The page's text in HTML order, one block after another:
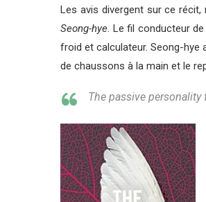
Les avis divergent sur ce récit,
Seong-hye. Le fil conducteur
froid et calculateur. Seong-hye
de chaussons à la main et le
The passive